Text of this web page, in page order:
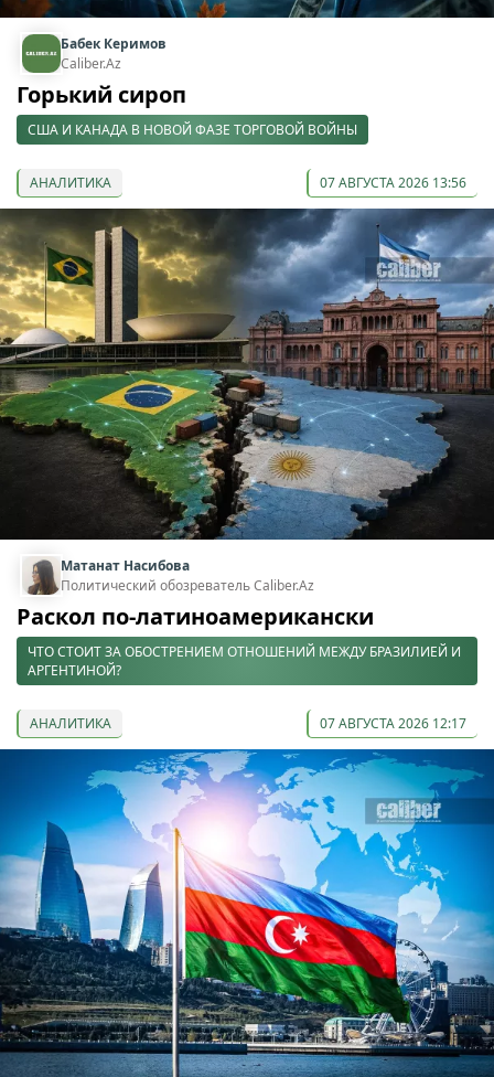
Бабек Керимов
Caliber.Az
Горький сироп
США И КАНАДА В НОВОЙ ФАЗЕ ТОРГОВОЙ ВОЙНЫ
АНАЛИТИКА 07 АВГУСТА 2026 13:56
Матанат Насибова
Политический обозреватель Caliber.Az
Раскол по-латиноамерикански
ЧТО СТОИТ ЗА ОБОСТРЕНИЕМ ОТНОШЕНИЙ МЕЖДУ БРАЗИЛИЕЙ И
АРГЕНТИНОЙ?
АНАЛИТИКА 07 АВГУСТА 2026 12:17